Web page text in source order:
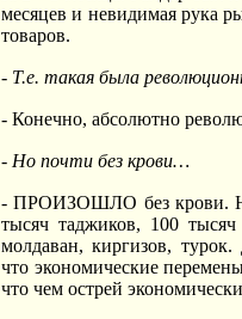
месяцев и невидимая рука
товаров.
- Т.е. такая была
- Конечно, абсолютно
- Но почти без крови…
- ПРОИЗОШЛО без крови.
тысяч таджиков, 100
молдаван, киргизов,
что экономические
что чем острей